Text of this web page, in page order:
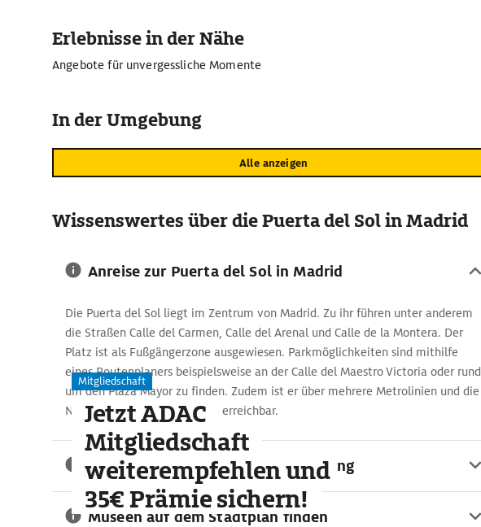
Besucherinnen und Besuchern sofort das Reiterstandbild von König Felipe III. ins
Geschäfte niedergelassen. Die ebenfalls nahe gelegene
eine hohe Bar- und Restaurantdichte sowie für spanische Tapaskultur bekannt.
Erlebnisse in der Nähe
Angebote für unvergessliche Momente
In der Umgebung
Alle anzeigen
Wissenswertes über die Puerta del Sol in Madrid
Anreise zur Puerta del Sol in Madrid
Die Puerta del Sol liegt im Zentrum von Madrid. Zu ihr führen unter anderem
die Straßen Calle del Carmen, Calle del Arenal und Calle de la Montera. Der
Platz ist als Fußgängerzone ausgewiesen. Parkmöglichkeiten sind mithilfe
eines Routenplaners beispielsweise an der Calle del Maestro Victoria oder rund
um den Plaza Mayor zu finden. Zudem ist er über mehrere Metrolinien und die
Nahverkehrszüge (Cercanías) erreichbar.
Reisetipp: Shopping in der Umgebung
Museen auf dem Stadtplan finden
Mitgliedschaft
Jetzt ADAC
Mitgliedschaft
weiterempfehlen und
35€ Prämie sichern!